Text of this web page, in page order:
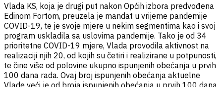
Vlada KS, koja je drugi put nakon Općih izbora predvođena
Edinom Fortom, preuzela je mandat u vrijeme pandemije
COVID-19, te je svoje mjere u nekim segmentima kao i svoj
program uskladila sa uslovima pandemije. Tako je od 34
prioritetne COVID-19 mjere, Vlada provodila aktivnost na
realizaciji njih 20, od kojih su četiri i realizirane u potpunosti,
te čine više od polovine ukupno ispunjenih obećanja u prvih
100 dana rada. Ovaj broj ispunjenih obećanja aktuelne
Vlade veći je od broja ispunjenih obećanja u prvih 100 dana